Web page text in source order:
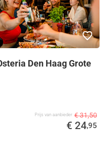
Den Haag Grote
Prijs van aanbieder € 31,50
€ 24,95